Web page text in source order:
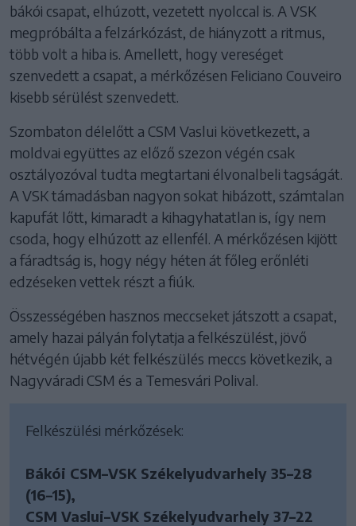
bákói csapat, elhúzott, vezetett nyolccal is. A VSK
megpróbálta a felzárkózást, de hiányzott a ritmus,
több volt a hiba is. Amellett, hogy vereséget
szenvedett a csapat, a mérkőzésen Feliciano Couveiro
kisebb sérülést szenvedett.
Szombaton délelőtt a CSM Vaslui következett, a
moldvai együttes az előző szezon végén csak
osztályozóval tudta megtartani élvonalbeli tagságát.
A VSK támadásban nagyon sokat hibázott, számtalan
kapufát lőtt, kimaradt a kihagyhatatlan is, így nem
csoda, hogy elhúzott az ellenfél. A mérkőzésen kijött
a fáradtság is, hogy négy héten át főleg erőnléti
edzéseken vettek részt a fiúk.
Összességében hasznos meccseket játszott a csapat,
amely hazai pályán folytatja a felkészülést, jövő
hétvégén újabb két felkészülés meccs következik, a
Nagyváradi CSM és a Temesvári Polival.
Felkészülési mérkőzések:
Bákói CSM–VSK Székelyudvarhely 35–28
(16–15),
CSM Vaslui–VSK Székelyudvarhely 37–22